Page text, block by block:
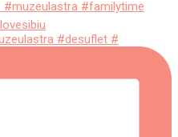
#desuflet #